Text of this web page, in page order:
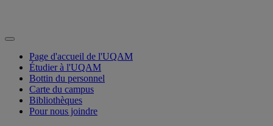
Page d'accueil de l'UQAM
Étudier à l'UQAM
Bottin du personnel
Carte du campus
Bibliothèques
Pour nous joindre